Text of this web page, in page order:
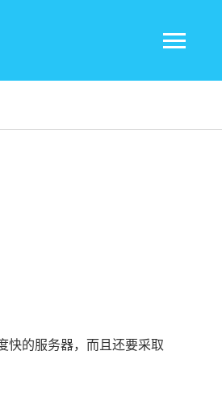
快的服务器，而且还要采取